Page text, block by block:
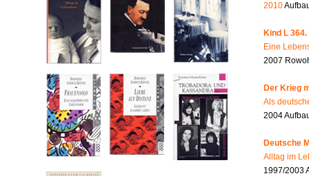
2010
Kind L 364.
Eine
2007
Der Krieg
Als
2004
Deutsche
Alltag im
1997/2003